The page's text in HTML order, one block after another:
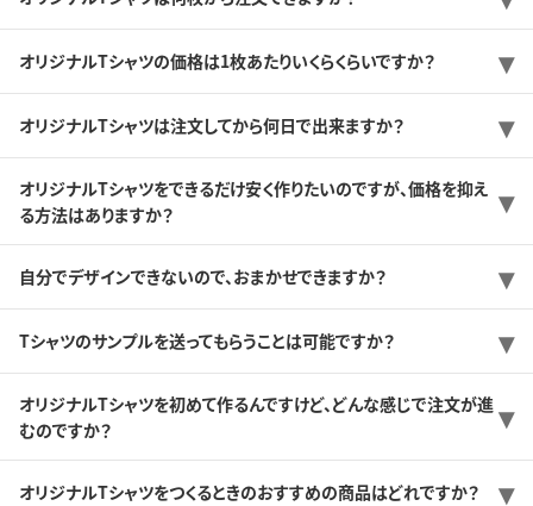
オリジナルTシャツの価格は1枚あたりいくらくらいですか？
オリジナルTシャツは注文してから何日で出来ますか？
オリジナルTシャツをできるだけ安く作りたいのですが、価格を抑え
る方法はありますか？
自分でデザインできないので、おまかせできますか？
Tシャツのサンプルを送ってもらうことは可能ですか？
オリジナルTシャツを初めて作るんですけど、どんな感じで注文が進
むのですか？
オリジナルTシャツをつくるときのおすすめの商品はどれですか？